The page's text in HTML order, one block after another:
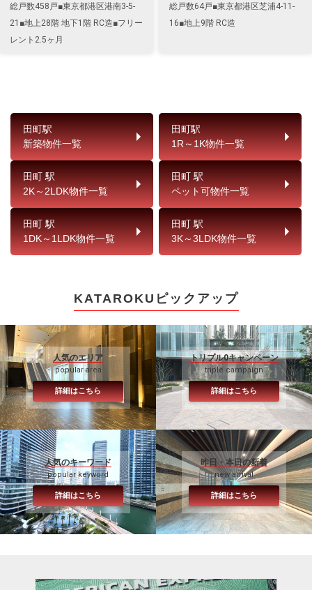
総戸数458戸■東京都港区港南3-5-
21■地上28階 地下1階 RC造■フリー
レント2.5ヶ月
総戸数64戸■東京都港区芝浦4-11-
16■地上9階 RC造
田町駅
新築物件一覧
田町駅
1R～1K物件一覧
田町 駅
2K～2LDK物件一覧
田町 駅
ペット可物件一覧
田町 駅
1DK～1LDK物件一覧
田町 駅
3K～3LDK物件一覧
KATAROKUピックアップ
人気のエリア
popular area
詳細はこちら
トリプル0キャンペーン
triple campaign
詳細はこちら
人気のキーワード
popular keyword
詳細はこちら
昨日・本日の新着
new arrival
詳細はこちら